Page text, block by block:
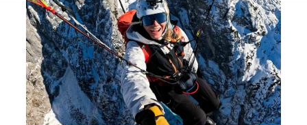
Ontdek
Service